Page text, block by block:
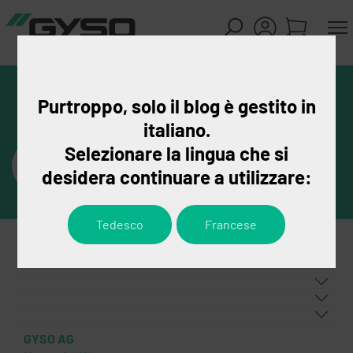
GYSO AG
Purtroppo, solo il blog è gestito in
italiano.
Selezionare la lingua che si
desidera continuare a utilizzare:
Tedesco Francese